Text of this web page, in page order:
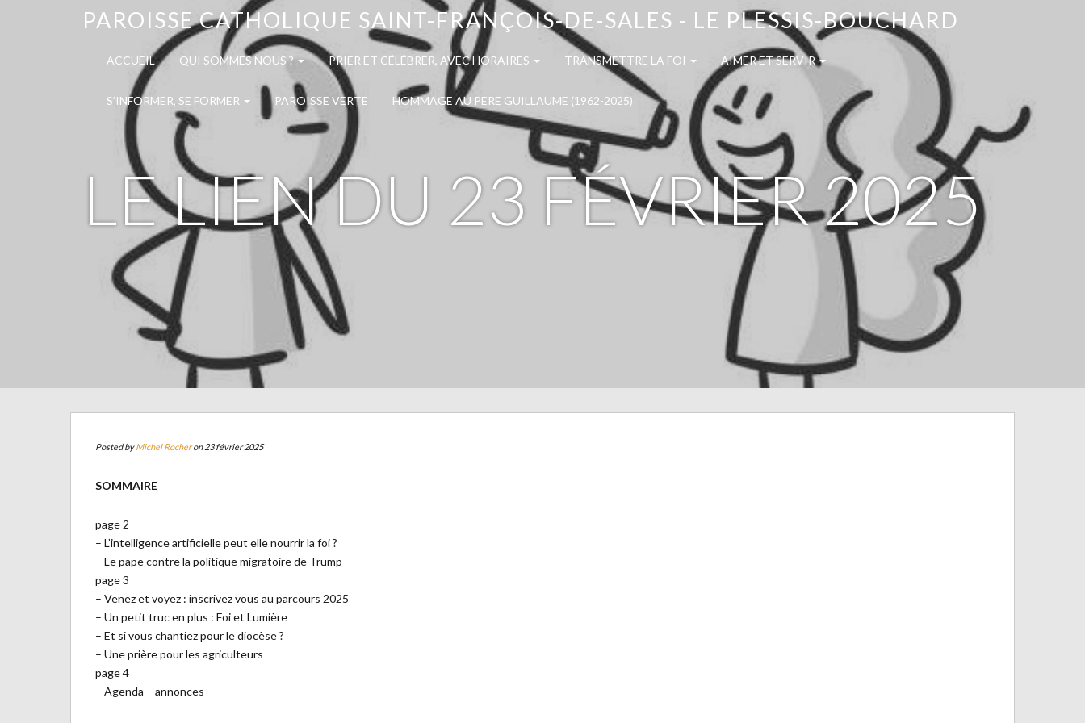
PAROISSE CATHOLIQUE SAINT-FRANÇOIS-DE-SALES - LE PLESSIS-BOUCHARD
ACCUEIL QUI SOMMES NOUS ? PRIER ET CÉLÉBRER, AVEC HORAIRES TRANSMETTRE LA FOI AIMER ET SERVIR
S’INFORMER, SE FORMER PAROISSE VERTE HOMMAGE AU PERE GUILLAUME (1962-2025)
LE LIEN DU 23 FÉVRIER 2025
Posted byMichel Rocheron 23 février 2025
SOMMAIRE
page 2
– L’intelligence artificielle peut elle nourrir la foi ?
– Le pape contre la politique migratoire de Trump
page 3
– Venez et voyez : inscrivez vous au parcours 2025
– Un petit truc en plus : Foi et Lumière
– Et si vous chantiez pour le diocèse ?
– Une prière pour les agriculteurs
page 4
– Agenda – annonces